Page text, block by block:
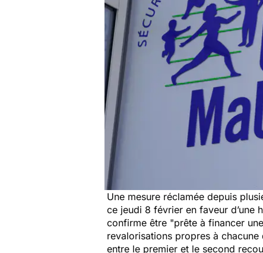
Une mesure réclamée depuis
ce jeudi 8 février en faveur d’une
confirme être "prête à financer
revalorisations propres à
entre le premier et le second